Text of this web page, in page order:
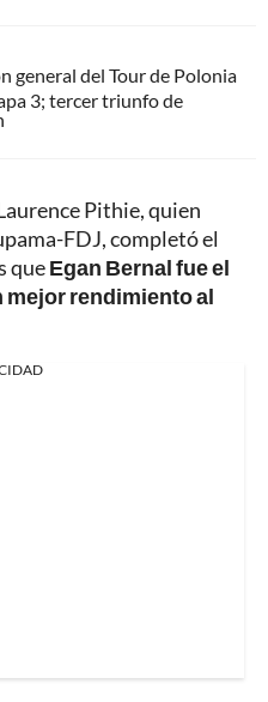
general del Tour de Polonia
3; tercer triunfo de
Pithie, quien
FDJ, completó el
queEgan Bernal fue el
rendimiento al